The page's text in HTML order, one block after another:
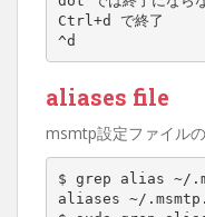
Ctrl+d で終了
^d
aliases file
msmtp設定ファイル
$ grep alias ~/
aliases ~/